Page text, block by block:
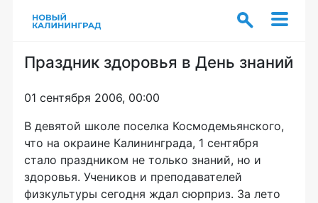
Праздник здоровья в День знаний
01 сентября 2006, 00:00
В девятой школе поселка Космодемьянского,
что на окраине Калининграда, 1 сентября
стало праздником не только знаний, но и
здоровья. Учеников и преподавателей
физкультуры сегодня ждал сюрприз. За лето